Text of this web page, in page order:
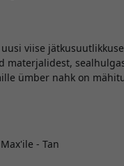
viise
materjalidest,
ümber nahk on
- Tan